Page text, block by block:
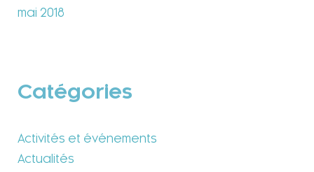
mai 2018
Catégories
Activités et événements
Actualités